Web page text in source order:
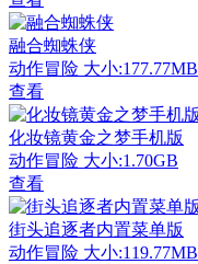
融合蜘蛛侠
动作冒险 大小:177.77MB
查看
化妆镜黄金之梦手机版
动作冒险 大小:1.70GB
查看
街头追逐者内置菜单版
动作冒险 大小:119.77MB